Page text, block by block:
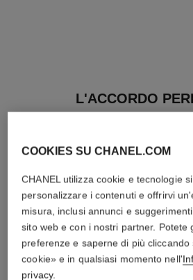
L'ACCORDO
COOKIES SU CHANEL.COM
CHANEL utilizza cookie e tecnologie
personalizzare i contenuti e offrirvi
misura, inclusi annunci e
sito web e con i nostri partner. Potete
preferenze e saperne di più cliccando
cookie» e in qualsiasi momento nell'
privacy.